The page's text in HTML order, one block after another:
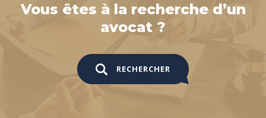
Vous êtes à la recherche d’un
avocat ?
RECHERCHER